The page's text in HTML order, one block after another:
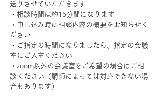
送りさせていただきます
・相談時間は約15分間になります
・申し込み時に相談内容の概要をお知らせく
ださい
・ご指定の時間になりましたら、指定の会議
室にご入室ください
・zoom以外の会議室をご希望の場合はご相
談ください（講師によっては対応できない場
合もあります）